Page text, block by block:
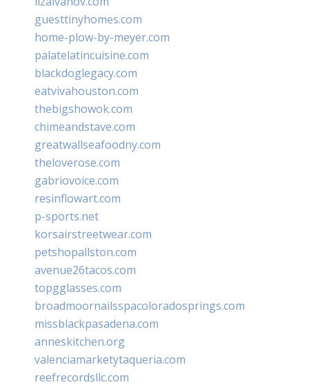
guesttinyhomes.com
home-plow-by-meyer.com
palatelatincuisine.com
blackdoglegacy.com
eatvivahouston.com
thebigshowok.com
chimeandstave.com
greatwallseafoodny.com
theloverose.com
gabriovoice.com
resinflowart.com
p-sports.net
korsairstreetwear.com
petshopallston.com
avenue26tacos.com
topgglasses.com
broadmoornailsspacoloradosprings.com
missblackpasadena.com
anneskitchen.org
valenciamarketytaqueria.com
reefrecordsllc.com